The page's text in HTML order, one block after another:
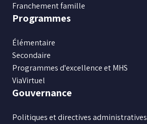
Franchement famille
Programmes
Élémentaire
Secondaire
Programmes d'excellence et MHS
ViaVirtuel
Gouvernance
Politiques et directives administratives